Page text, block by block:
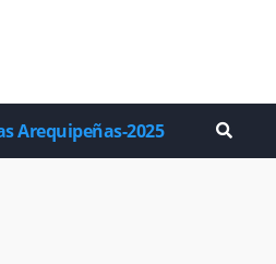
Arequipeñas-2025